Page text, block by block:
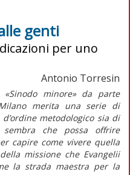
genti
per uno
Antonio Torresin
«Sinodo minore» da parte
merita una serie di
metodologico sia di
che possa offrire
capire come vivere quella
missione che Evangelii
la strada maestra per la